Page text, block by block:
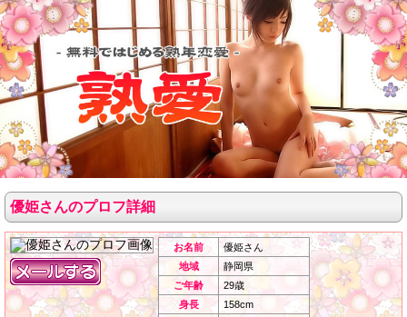
優姫さんのプロフ詳細
お名前
優姫さん
地域
静岡県
ご年齢
29歳
身長
158cm